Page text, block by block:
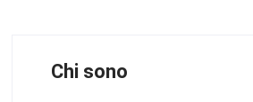
Chi sono